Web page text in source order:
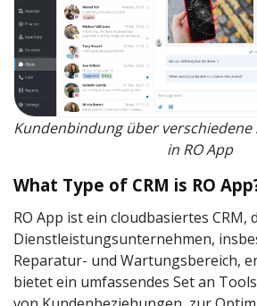
Kundenbindung über
in RO App
What Type of CRM is RO
RO App ist ein cloudbasiertes CRM,
Dienstleistungsunternehmen,
Reparatur- und Wartungsbereich,
bietet ein umfassendes Set an